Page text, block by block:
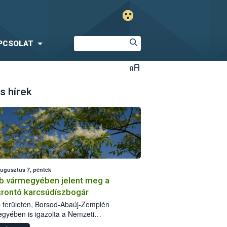
hírek
7, péntek
vármegyében jelent meg a
karcsúdíszbogár
területen, Borsod-Abaúj-Zemplén
is igazolta a Nemzeti
biztonsági Hivatal (Nébih) a